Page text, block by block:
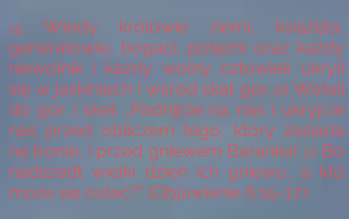
15 Wtedy królowie ziemi, książęta,
generałowie, bogaci, potężni oraz każdy
niewolnik i każdy wolny człowiek ukryli
się w jaskiniach i wśród skał gór.16 Wołali
do gór i skał: „Padnijcie na nas i ukryjcie
nas przed obliczem tego, który zasiada
na tronie, i przed gniewem Baranka! 17Bo
nadszedł wielki dzień ich gniewu, a kto
może się ostać?” (Objawienie 6:15-17).